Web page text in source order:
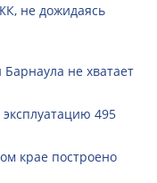
не дожидаясь
не хватает
495
крае построено